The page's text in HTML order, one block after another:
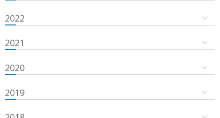
2022
2021
2020
2019